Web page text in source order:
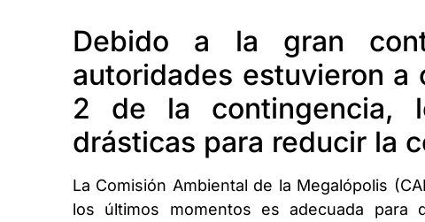
Debido a la gran
autoridades estuvieron a
2 de la contingencia,
drásticas para reducir la
La Comisión Ambiental de la Megalópolis
los últimos momentos es adecuada